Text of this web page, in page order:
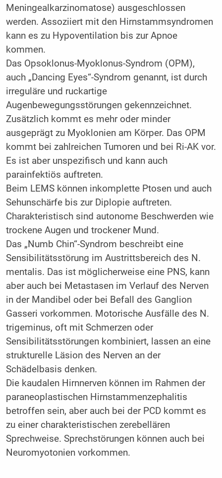
Meningealkarzinomatose) ausgeschlossen
werden. Assoziiert mit den Hirnstammsyndromen
kann es zu Hypoventilation bis zur Apnoe
kommen.
Das Opsoklonus-Myoklonus-Syndrom (OPM),
auch „Dancing Eyes“-Syndrom genannt, ist durch
irreguläre und ruckartige
Augenbewegungsstörungen gekennzeichnet.
Zusätzlich kommt es mehr oder minder
ausgeprägt zu Myoklonien am Körper. Das OPM
kommt bei zahlreichen Tumoren und bei Ri-AK vor.
Es ist aber unspezifisch und kann auch
parainfektiös auftreten.
Beim LEMS können inkomplette Ptosen und auch
Sehunschärfe bis zur Diplopie auftreten.
Charakteristisch sind autonome Beschwerden wie
trockene Augen und trockener Mund.
Das „Numb Chin“-Syndrom beschreibt eine
Sensibilitätsstörung im Austrittsbereich des N.
mentalis. Das ist möglicherweise eine PNS, kann
aber auch bei Metastasen im Verlauf des Nerven
in der Mandibel oder bei Befall des Ganglion
Gasseri vorkommen. Motorische Ausfälle des N.
trigeminus, oft mit Schmerzen oder
Sensibilitätsstörungen kombiniert, lassen an eine
strukturelle Läsion des Nerven an der
Schädelbasis denken.
Die kaudalen Hirnnerven können im Rahmen der
paraneoplastischen Hirnstammenzephalitis
betroffen sein, aber auch bei der PCD kommt es
zu einer charakteristischen zerebellären
Sprechweise. Sprechstörungen können auch bei
Neuromyotonien vorkommen.